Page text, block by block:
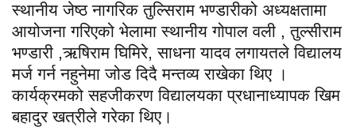
स्थानीय जेष्ठ नागरिक तुल्सिराम भण्डारीको अध्यक्षतामा
आयोजना गरिएको भेलामा स्थानीय गोपाल वली , तुल्सीराम
भण्डारी ,ऋषिराम घिमिरे, साधना यादव लगायतले विद्यालय
मर्ज गर्न नहुनेमा जोड दिदै मन्तव्य राखेका थिए ।
कार्यक्रमको सहजीकरण विद्यालयका प्रधानाध्यापक खिम
बहादुर खत्रीले गरेका थिए।